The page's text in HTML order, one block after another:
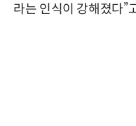
라는 인식이 강해졌다”